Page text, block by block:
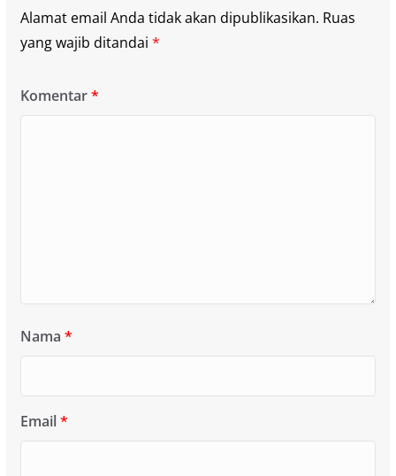
Alamat email Anda tidak akan dipublikasikan. Ruas
yang wajib ditandai *
Komentar*
Nama *
Email*